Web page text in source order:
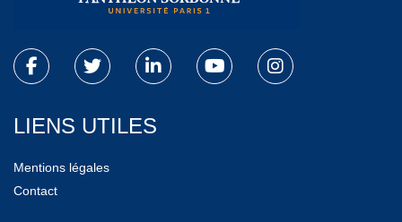
LIENS UTILES
Mentions légales
Contact